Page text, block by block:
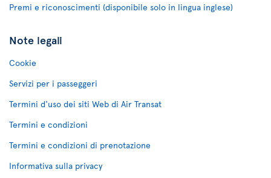
Premi e riconoscimenti (disponibile solo in lingua inglese)
Note legali
Cookie
Servizi per i passeggeri
Termini d'uso dei siti Web di Air Transat
Termini e condizioni
Termini e condizioni di prenotazione
Informativa sulla privacy